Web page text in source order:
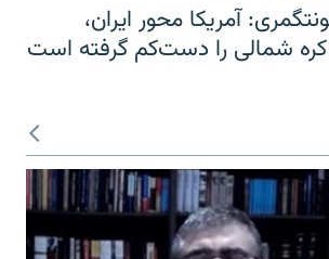
آمریکا محور ایران،
شمالی را دست‌کم گرفته است